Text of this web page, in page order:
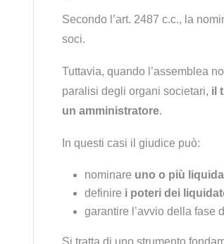
Secondo l’art. 2487 c.c., la
soci.
Tuttavia, quando l’assemblea
paralisi degli organi societari, il
un amministratore.
In questi casi il giudice può:
nominare uno o più
definire i poteri dei
garantire l’avvio della fase
Si tratta di uno strumento